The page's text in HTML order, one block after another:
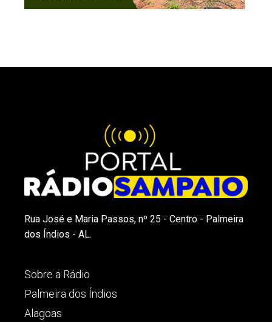
Rua José e Maria Passos, nº 25 - Centro - Palmeira
dos Índios - AL.
Sobre a Rádio
Palmeira dos Índios
Alagoas